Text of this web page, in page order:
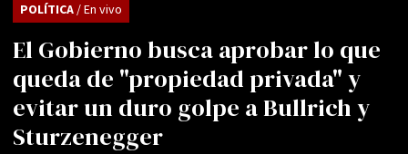
El Gobierno busca aprobar lo que
queda de "propiedad privada" y
evitar un duro golpe a Bullrich y
Sturzenegger
POLÍTICA/ En vivo